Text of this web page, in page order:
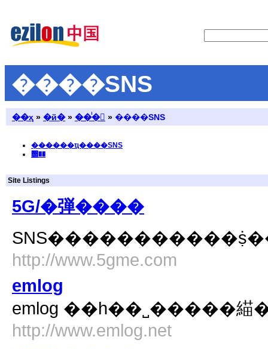
����SNS
��ҳ » �й�» ��ͥ� » ����SNS
������ҵ����SNS
΢��
Site Listings
5G/�弾����
http://www.5gme.com
emlog
emlog ��һ��˽�����
http://www.emlog.net